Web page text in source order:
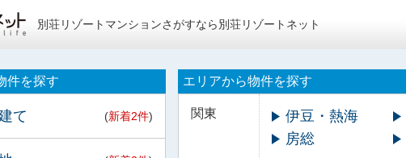
別荘リゾートマンションさがすなら別荘リゾートネット
件を探す
て (新着2件)
エリアから物件を探す
関東 伊豆・熱海
房総